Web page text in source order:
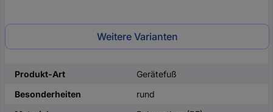
Weitere Varianten
Produkt-Art
Gerätefuß
Besonderheiten
rund